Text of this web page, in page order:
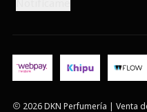
2026 DKN Perfumería | Venta